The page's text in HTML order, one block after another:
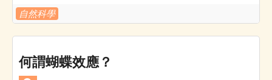
自然科學
何謂蝴蝶效應？